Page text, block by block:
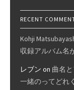
RECENT
Kohji
収録アルバム名
レブン on 曲名
一緒のってどれ